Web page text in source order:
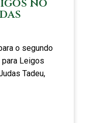
no
o segundo
Leigos
Tadeu,